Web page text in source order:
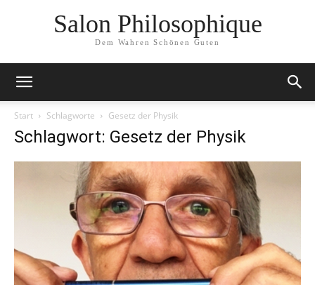
Salon Philosophique
Dem Wahren Schönen Guten
Start Schlagworte Gesetz der Physik
Schlagwort: Gesetz der Physik